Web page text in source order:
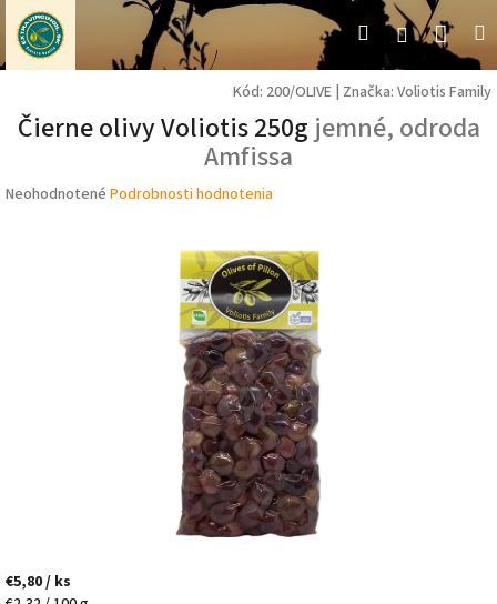
Prejsť
obsah
HľadaťPrihlásenie
Kód: 200/OLIVE Značka: Voliotis Family
Čierne olivy Voliotis 250g jemné, odroda
Amfissa
Priemerné
Neohodnotené Podrobnosti hodnotenia
€5,80/ ks